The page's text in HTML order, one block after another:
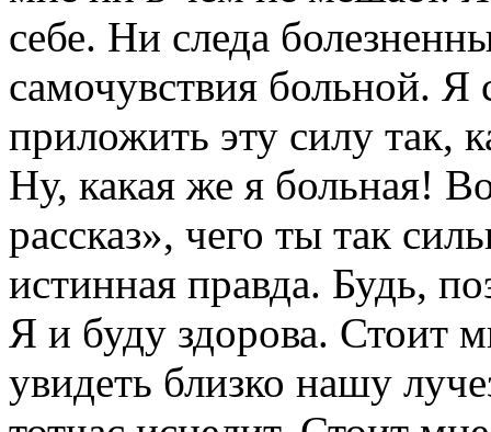
себе. Ни следа
самочувствия больной.
приложить эту силу так,
Ну, какая же я больная!
рассказ», чего ты так
истинная правда. Будь,
Я и буду здорова. Стоит
увидеть близко нашу